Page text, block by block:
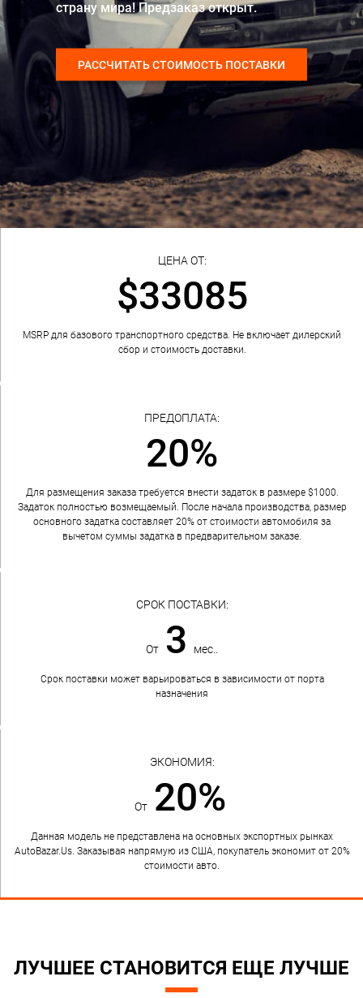
страну мира! Предзаказ открыт.
РАССЧИТАТЬ СТОИМОСТЬ ПОСТАВКИ
ЦЕНА ОТ:
$33085
MSRP для базового транспортного средства. Не включает дилерский
сбор и стоимость доставки.
ПРЕДОПЛАТА:
20%
Для размещения заказа требуется внести задаток в размере $1000.
Задаток полностью возмещаемый. После начала производства, размер
основного задатка составляет 20% от стоимости автомобиля за
вычетом суммы задатка в предварительном заказе.
СРОК ПОСТАВКИ:
От 3 мес..
Срок поставки может варьироваться в зависимости от порта
назначения
ЭКОНОМИЯ:
От 20%
Данная модель не представлена на основных экспортных рынках
AutoBazar.Us. Заказывая напрямую из США, покупатель экономит от 20%
стоимости авто.
ЛУЧШЕЕ СТАНОВИТСЯ ЕЩЕ ЛУЧШЕ